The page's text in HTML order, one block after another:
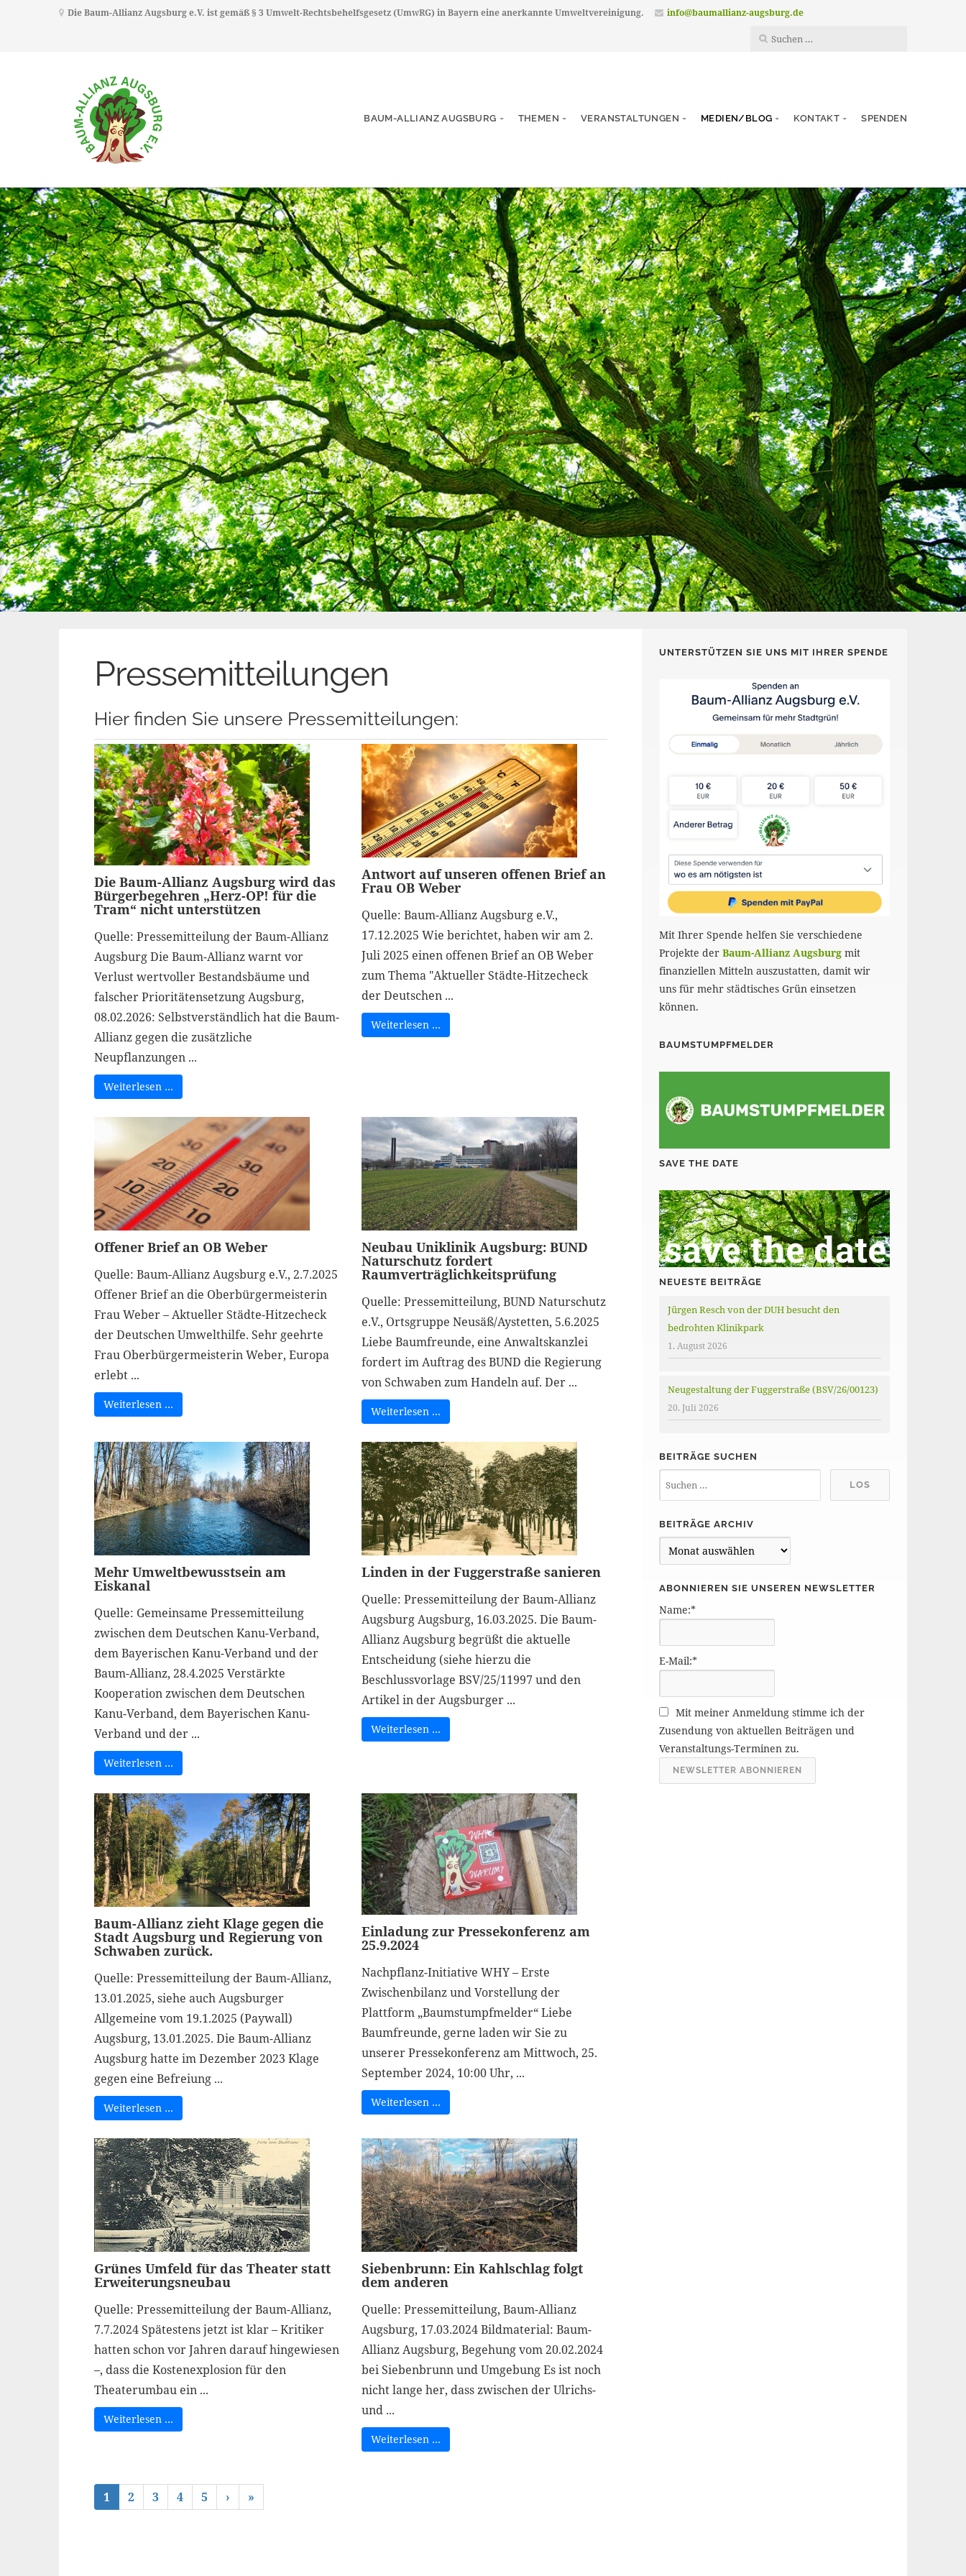
Die Baum-Allianz Augsburg e.V. ist gemäß § 3 Umwelt-Rechtsbehelfsgesetz (UmwRG) in Bayern eine anerkannte Umweltvereinigung. info@baumallianz-augsburg.de
BAUM-ALLIANZ AUGSBURG THEMEN VERANSTALTUNGEN MEDIEN/BLOG KONTAKT SPENDEN
Pressemitteilungen
Hier finden Sie unsere Pressemitteilungen:
Die Baum-Allianz Augsburg wird das
Bürgerbegehren „Herz-OP! für die
Tram“ nicht unterstützen
Quelle: Pressemitteilung der Baum-Allianz
Augsburg Die Baum-Allianz warnt vor
Verlust wertvoller Bestandsbäume und
falscher Prioritätensetzung Augsburg,
08.02.2026: Selbstverständlich hat die Baum-
Allianz gegen die zusätzliche
Neupflanzungen ...
Weiterlesen …
Antwort auf unseren offenen Brief an
Frau OB Weber
Quelle: Baum-Allianz Augsburg e.V.,
17.12.2025 Wie berichtet, haben wir am 2.
Juli 2025 einen offenen Brief an OB Weber
zum Thema "Aktueller Städte-Hitzecheck
der Deutschen ...
Weiterlesen …
Offener Brief an OB Weber
Quelle: Baum-Allianz Augsburg e.V., 2.7.2025
Offener Brief an die Oberbürgermeisterin
Frau Weber – Aktueller Städte-Hitzecheck
der Deutschen Umwelthilfe. Sehr geehrte
Frau Oberbürgermeisterin Weber, Europa
erlebt ...
Weiterlesen …
Neubau Uniklinik Augsburg: BUND
Naturschutz fordert
Raumverträglichkeitsprüfung
Quelle: Pressemitteilung, BUND Naturschutz
e.V., Ortsgruppe Neusäß/Aystetten, 5.6.2025
Liebe Baumfreunde, eine Anwaltskanzlei
fordert im Auftrag des BUND die Regierung
von Schwaben zum Handeln auf. Der ...
Weiterlesen …
Mehr Umweltbewusstsein am
Eiskanal
Quelle: Gemeinsame Pressemitteilung
zwischen dem Deutschen Kanu-Verband,
dem Bayerischen Kanu-Verband und der
Baum-Allianz, 28.4.2025 Verstärkte
Kooperation zwischen dem Deutschen
Kanu-Verband, dem Bayerischen Kanu-
Verband und der ...
Weiterlesen …
Linden in der Fuggerstraße sanieren
Quelle: Pressemitteilung der Baum-Allianz
Augsburg Augsburg, 16.03.2025. Die Baum-
Allianz Augsburg begrüßt die aktuelle
Entscheidung (siehe hierzu die
Beschlussvorlage BSV/25/11997 und den
Artikel in der Augsburger ...
Weiterlesen …
Baum-Allianz zieht Klage gegen die
Stadt Augsburg und Regierung von
Schwaben zurück.
Quelle: Pressemitteilung der Baum-Allianz,
13.01.2025, siehe auch Augsburger
Allgemeine vom 19.1.2025 (Paywall)
Augsburg, 13.01.2025. Die Baum-Allianz
Augsburg hatte im Dezember 2023 Klage
gegen eine Befreiung ...
Weiterlesen …
Einladung zur Pressekonferenz am
25.9.2024
Nachpflanz-Initiative WHY – Erste
Zwischenbilanz und Vorstellung der
Plattform „Baumstumpfmelder“ Liebe
Baumfreunde, gerne laden wir Sie zu
unserer Pressekonferenz am Mittwoch, 25.
September 2024, 10:00 Uhr, ...
Weiterlesen …
Grünes Umfeld für das Theater statt
Erweiterungsneubau
Quelle: Pressemitteilung der Baum-Allianz,
7.7.2024 Spätestens jetzt ist klar – Kritiker
hatten schon vor Jahren darauf hingewiesen
–, dass die Kostenexplosion für den
Theaterumbau ein ...
Weiterlesen …
Siebenbrunn: Ein Kahlschlag folgt
dem anderen
Quelle: Pressemitteilung, Baum-Allianz
Augsburg, 17.03.2024 Bildmaterial: Baum-
Allianz Augsburg, Begehung vom 20.02.2024
bei Siebenbrunn und Umgebung Es ist noch
nicht lange her, dass zwischen der Ulrichs-
und ...
Weiterlesen …
1 2 3 4 5 › »
UNTERSTÜTZEN SIE UNS MIT IHRER SPENDE
Mit Ihrer Spende helfen Sie verschiedene
Projekte derBaum-Allianz Augsburg mit
finanziellen Mitteln auszustatten, damit wir
uns für mehr städtisches Grün einsetzen
können.
BAUMSTUMPFMELDER
SAVE THE DATE
NEUESTE BEITRÄGE
Jürgen Resch von der DUH besucht den
bedrohten Klinikpark
1. August 2026
Neugestaltung der Fuggerstraße (BSV/26/00123)
20. Juli 2026
BEITRÄGE SUCHEN
BEITRÄGE ARCHIV
e
r
e
r
c
h
i
ABONNIEREN SIE UNSEREN NEWSLETTER
Name:*
E-Mail:*
Mit meiner Anmeldung stimme ich der
Zusendung von aktuellen Beiträgen und
Veranstaltungs-Terminen zu.